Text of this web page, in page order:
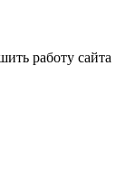
работу сайта